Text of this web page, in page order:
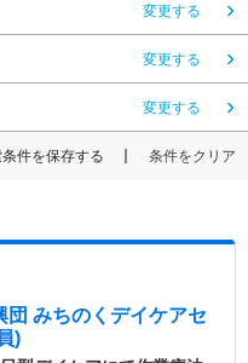
変更する
変更する
変更する
件を保存する 条件をクリア
みちのくデイケアセ
)